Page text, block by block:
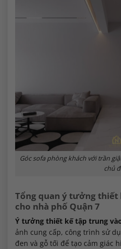
Góc sofa phòng khách với trần
chủ
Tổng quan ý tưởng thiết
cho nhà phố Quận 7
Ý tưởng thiết kế tập trung
ảnh cung cấp, công trình sử
đen và gỗ tối để tạo cảm giác